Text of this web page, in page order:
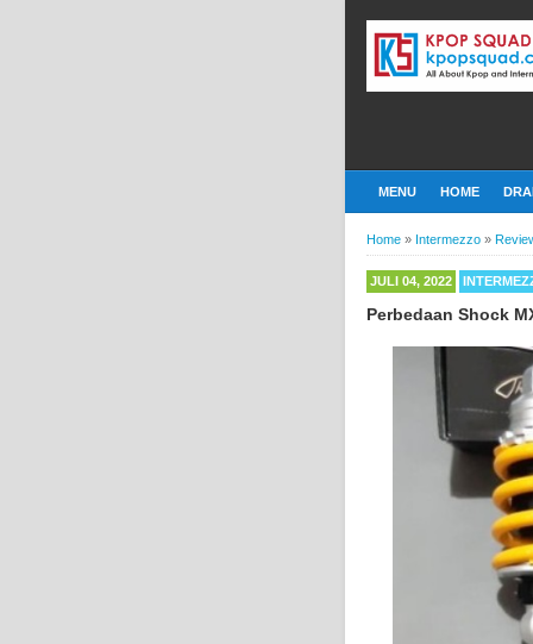
MENU HOME
Home » Intermezzo »
JULI 04, 2022
Perbedaan Shock